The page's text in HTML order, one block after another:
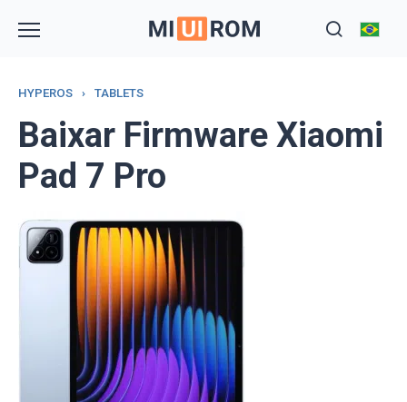
HYPEROS › TABLETS
Baixar Firmware Xiaomi
Pad 7 Pro